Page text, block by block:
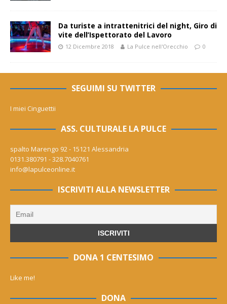
Da turiste a intrattenitrici del night, Giro di
vite dell’Ispettorato del Lavoro
12 Dicembre 2018 La Pulce nell'Orecchio 0
SEGUIMI SU TWITTER
I miei Cinguettii
ASS. CULTURALE LA PULCE
spalto Marengo 92 - 15121 Alessandria
0131.380791 - 328.7040761
info@lapulceonline.it
ISCRIVITI ALLA NEWSLETTER
DONA 1 CENTESIMO
Like me!
DONA